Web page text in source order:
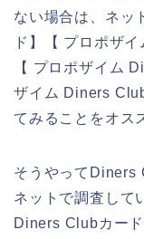
ない場合は、ネッ
ド】【 プロポザ
【 プロポザイム
ザイム Diners
てみることをオス
そうやってDiners
ネットで調査して
Diners Clubカー